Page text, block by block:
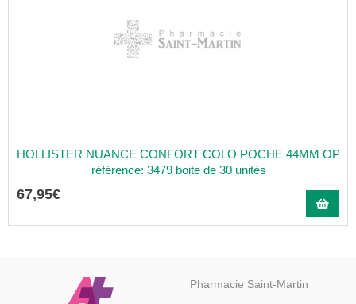
HOLLISTER NUANCE CONFORT COLO POCHE 44MM OP
référence: 3479 boite de 30 unités
67,95€
Pharmacie Saint-Martin